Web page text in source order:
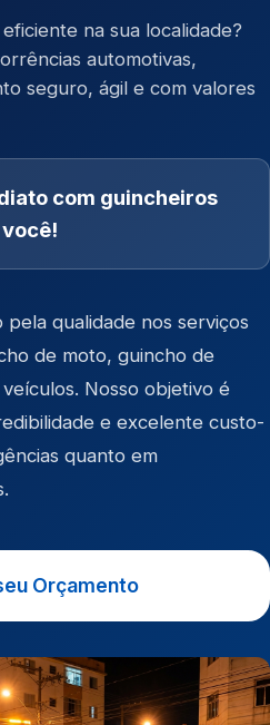
na sua localidade?
automotivas,
seguro, ágil e com valores
com guincheiros
qualidade nos serviços
de moto, guincho de
. Nosso objetivo é
e excelente custo-
quanto em
Orçamento